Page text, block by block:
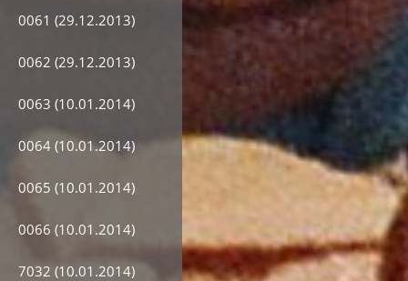
0061 (29.12.2013)
0062 (29.12.2013)
0063 (10.01.2014)
0064 (10.01.2014)
0065 (10.01.2014)
0066 (10.01.2014)
7032 (10.01.2014)